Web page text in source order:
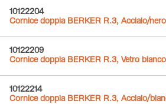
10122204
Cornice doppia BERKER R.3, Acciaio/nero
10122209
Cornice doppia BERKER R.3, Vetro
10122214
Cornice doppia BERKER R.3, Acciaio/